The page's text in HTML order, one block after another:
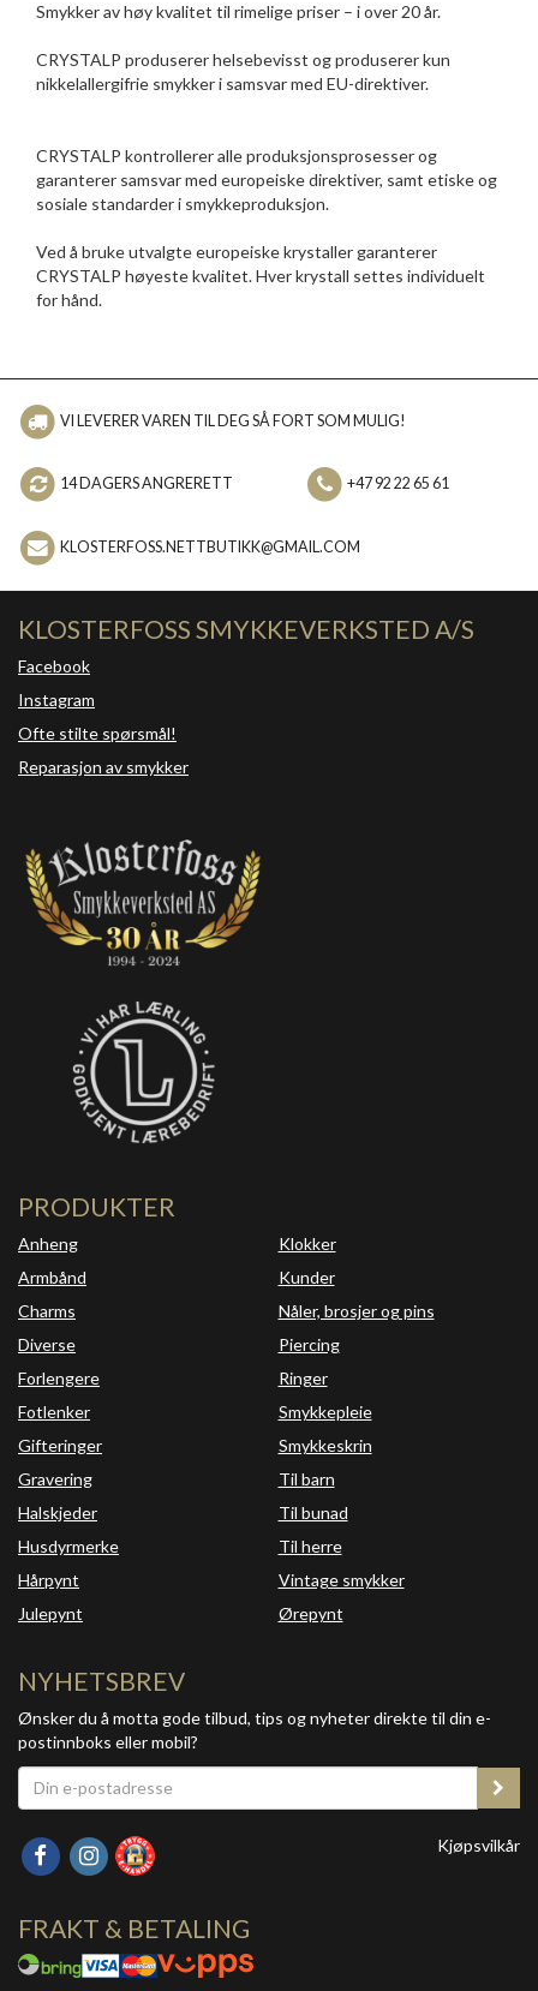
Smykker av høy kvalitet til rimelige priser – i over 20 år.
CRYSTALP produserer helsebevisst og produserer kun
nikkelallergifrie smykker i samsvar med EU-direktiver.
CRYSTALP kontrollerer alle produksjonsprosesser og
garanterer samsvar med europeiske direktiver, samt etiske og
sosiale standarder i smykkeproduksjon.
Ved å bruke utvalgte europeiske krystaller garanterer
CRYSTALP høyeste kvalitet. Hver krystall settes individuelt
for hånd.
VI LEVERER VAREN TIL DEG SÅ FORT SOM MULIG!
14 DAGERS ANGRERETT +47 92 22 65 61
KLOSTERFOSS.NETTBUTIKK@GMAIL.COM
KLOSTERFOSS SMYKKEVERKSTED A/S
Facebook
Instagram
Ofte stilte spørsmål!
Reparasjon av smykker
PRODUKTER
Anheng
Armbånd
Charms
Diverse
Forlengere
Fotlenker
Gifteringer
Gravering
Halskjeder
Husdyrmerke
Hårpynt
Julepynt
Klokker
Kunder
Nåler, brosjer og pins
Piercing
Ringer
Smykkepleie
Smykkeskrin
Til barn
Til bunad
Til herre
Vintage smykker
Ørepynt
NYHETSBREV
Ønsker du å motta gode tilbud, tips og nyheter direkte til din e-
postinnboks eller mobil?
Kjøpsvilkår
FRAKT & BETALING